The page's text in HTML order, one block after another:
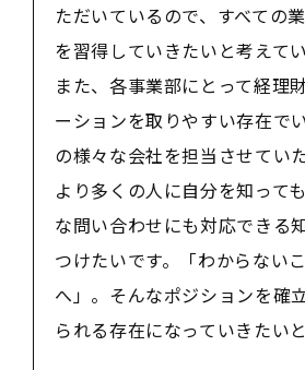
ただいているので、すべての
を習得していきたいと考えてい
また、各事業部にとって経理
ーションを取りやすい存在で
の様々な会社を担当させてい
より多くの人に自分を知って
な問い合わせにも対応できる
つけたいです。「わからない
へ」。そんなポジションを確
られる存在になっていきたい